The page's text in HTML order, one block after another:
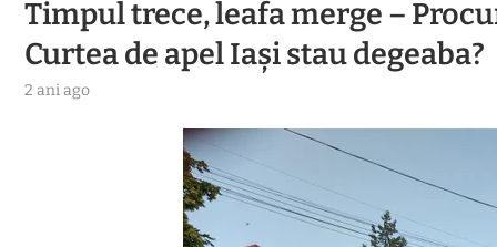
Timpul trece, leafa merge –
Curtea de apel Iași stau degeaba?
2 ani ago